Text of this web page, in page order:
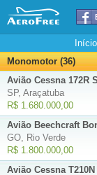
Início
Monomotor (36)
Avião Cessna 172R
SP, Araçatuba
R$ 1.680.000,00
Avião Beechcraft
GO, Rio Verde
R$ 1.800.000,00
Avião Cessna